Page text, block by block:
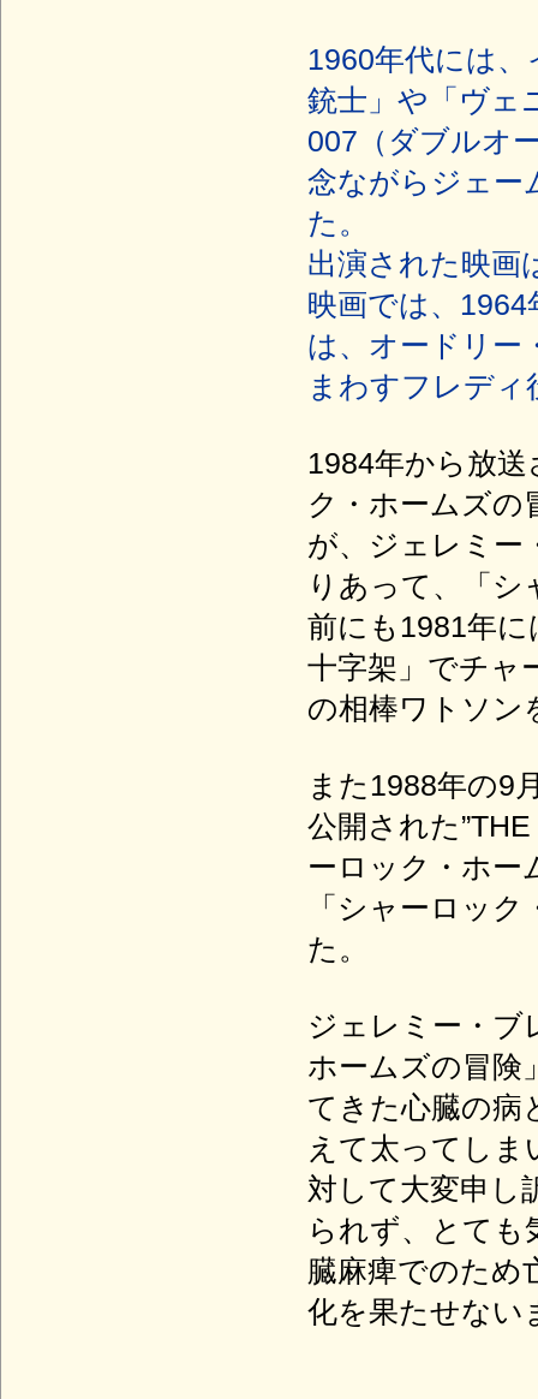
1960年代には
銃士」や「ヴェ
007（ダブルオ
念ながらジェー
た。
出演された映画
映画では、
は、オードリー
まわすフレデ
1984年から放
ク・ホームズの
が、ジェレミー
りあって、「シ
前にも1981年
十字架」でチャ
の相棒ワトソン
また1988年の9
公開された
ーロック・ホー
「シャーロッ
た。
ジェレミー・ブ
ホームズの冒険
てきた心臓の病
えて太ってし
対して大変申し
られず、とても
臓麻痺でのため
化を果たせない